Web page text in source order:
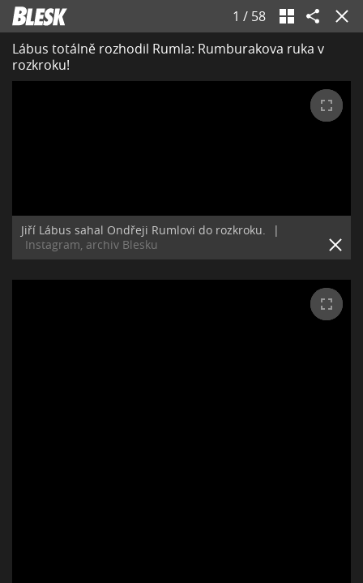
1 / 58
Lábus totálně rozhodil Rumla: Rumburakova ruka v
rozkroku!
Jiří Lábus sahal Ondřeji Rumlovi do rozkroku.
|
Instagram, archiv Blesku